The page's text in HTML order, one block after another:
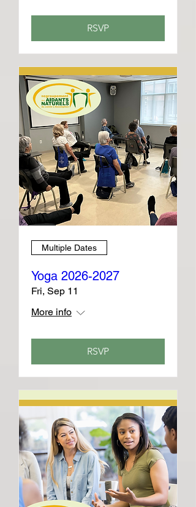
RSVP
Multiple Dates
Yoga 2026-2027
Fri, Sep 11
More info
RSVP